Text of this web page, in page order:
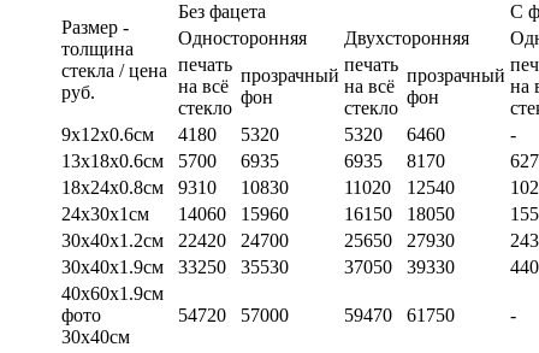
Размер -
толщина
стекла / цена
руб.
Без фацета
С
Односторонняя
Двухсторонняя
печать
на всё
стекло
прозрачный
фон
печать
на всё
стекло
прозрачный
фон
на
9х12х0.6см
4180 5320 5320 6460
-
13х18х0.6см
5700 6935 6935 8170
18х24х0.8см
9310 10830 11020 12540
24х30х1см
14060 15960 16150 18050
30х40х1.2см
22420 24700 25650 27930
30х40х1.9см
33250 35530 37050 39330
40х60х1.9см
фото
30х40см
54720 57000 59470 61750 -